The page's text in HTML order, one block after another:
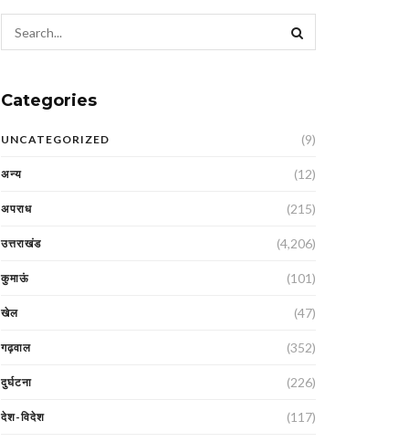
Categories
UNCATEGORIZED (9)
अन्य (12)
अपराध (215)
उत्तराखंड (4,206)
कुमाऊं (101)
खेल (47)
गढ़वाल (352)
दुर्घटना (226)
देश-विदेश (117)